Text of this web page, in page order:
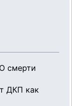
смерти
ДКП как